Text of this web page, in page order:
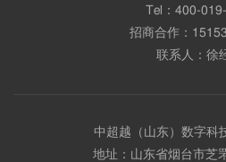
Tel： 400-
招商合作：
联系人：徐
中超越（山东）数字科
地址：山东省烟台市芝